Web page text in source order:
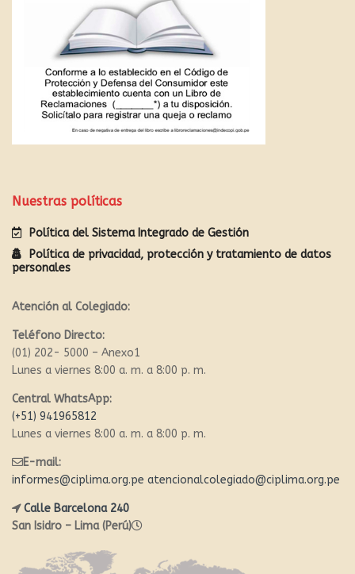
Nuestras políticas
Política del Sistema Integrado de Gestión
Política de privacidad, protección y tratamiento de datos
personales
Atención al Colegiado:
Teléfono Directo:
(01) 202- 5000 – Anexo1
Lunes a viernes 8:00 a. m. a 8:00 p. m.
Central WhatsApp:
(+51) 941965812
Lunes a viernes 8:00 a. m. a 8:00 p. m.
E-mail:
informes@ciplima.org.pe atencionalcolegiado@ciplima.org.pe
Calle Barcelona 240
San Isidro – Lima (Perú)